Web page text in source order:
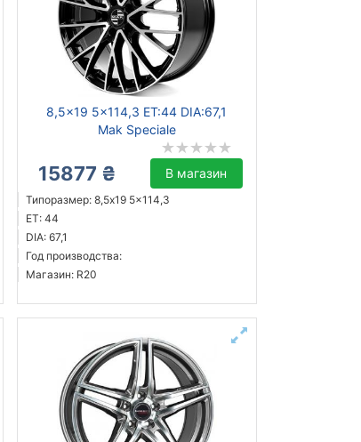
8,5x19 5x114,3 ET:44 DIA:67,1
Mak Speciale
15877 ₴ В магазин
Типоразмер: 8,5x19 5x114,3
ET: 44
DIA: 67,1
Год производства:
Магазин: R20